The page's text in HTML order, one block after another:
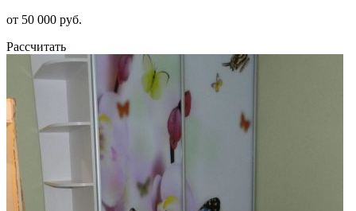
от 50 000 руб.
Рассчитать